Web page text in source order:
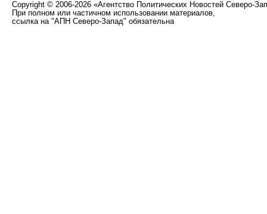
Copyright © 2006-2026 «Агентство Политических Новостей Северо-
При полном или частичном использовании материалов,
ссылка на "АПН Северо-Запад" обязательна